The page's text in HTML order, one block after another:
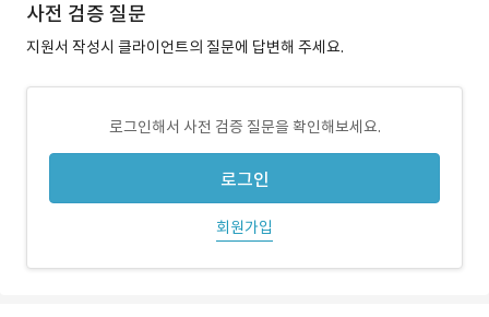
사전 검증 질문
지원서 작성시 클라이언트의 질문에 답변해 주세요.
로그인해서 사전 검증 질문을 확인해보세요.
로그인
회원가입